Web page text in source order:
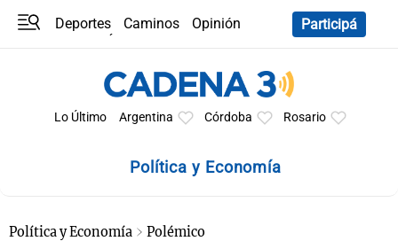
Deportes Caminos
Opinión
Participá
Lo Último Argentina Córdoba Rosario
Política y Economía
Política y Economía Polémico